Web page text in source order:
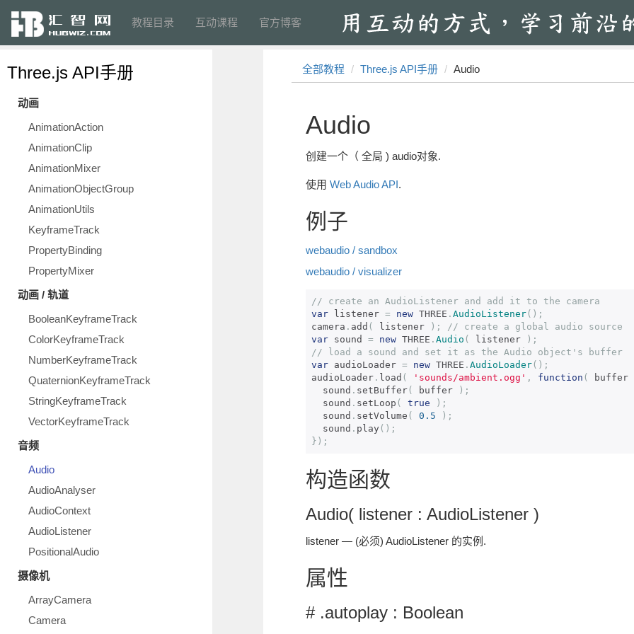
教程目录 互动课程 官方博客
Three.js API手册
动画
AnimationAction
AnimationClip
AnimationMixer
AnimationObjectGroup
AnimationUtils
KeyframeTrack
PropertyBinding
PropertyMixer
动画 / 轨道
BooleanKeyframeTrack
ColorKeyframeTrack
NumberKeyframeTrack
QuaternionKeyframeTrack
StringKeyframeTrack
VectorKeyframeTrack
音频
Audio
AudioAnalyser
AudioContext
AudioListener
PositionalAudio
摄像机
ArrayCamera
Camera
全部教程 Three.js API手册 Audio
Audio
创建一个（ 全局 ) audio对象.
使用 Web Audio API.
例子
webaudio / sandbox
webaudio / visualizer
// create an AudioListener and add it to the camera
var listener = new THREE . AudioListener();
camera . add ( listener );
// create a global audio source
var sound = new THREE . Audio ( listener
);
// load a sound and set it as the Audio object's buffer
var audioLoader = new THREE . AudioLoader();
audioLoader . load ( 'sounds/ambient.ogg' , function (
buffer
  sound
. setBuffer( buffer
);
  sound
. setLoop ( true
);
  sound
. setVolume ( 0.5
);
  sound
. play ();
});
构造函数
Audio( listener : AudioListener )
listener — (必须) AudioListener 的实例.
属性
# .autoplay : Boolean